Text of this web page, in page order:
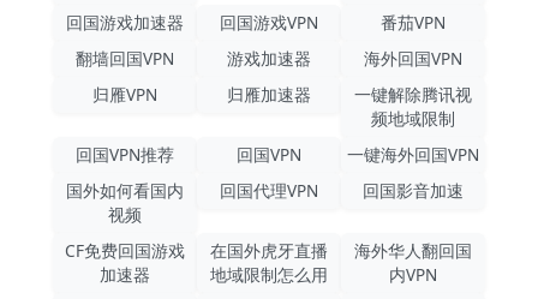
回国游戏加速器
回国游戏VPN
番茄VPN
翻墙回国VPN
游戏加速器
海外回国VPN
归雁VPN
归雁加速器
一键解除腾讯视
频地域限制
回国VPN推荐
回国VPN
一键海外回国VPN
国外如何看国内
视频
回国代理VPN 回国影音加速
CF免费回国游戏
加速器
在国外虎牙直播
地域限制怎么用
海外华人翻回国
内VPN